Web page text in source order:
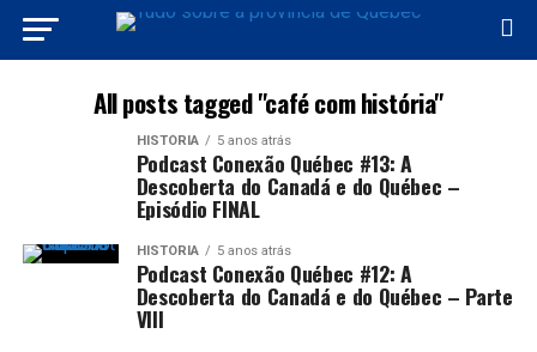
All posts tagged "café com história"
HISTÓRIA 5 anos atrás
Podcast Conexão Québec #13: A
Descoberta do Canadá e do Québec –
Episódio FINAL
HISTÓRIA 5 anos atrás
Podcast Conexão Québec #12: A
Descoberta do Canadá e do Québec – Parte
VIII